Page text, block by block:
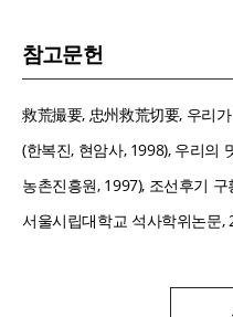
참고문헌
救荒撮要, 忠州救荒切要, 우리
(한복진, 현암사, 1998), 우리의
농촌진흥원, 1997), 조선후기
서울시립대학교 석사학위논문,